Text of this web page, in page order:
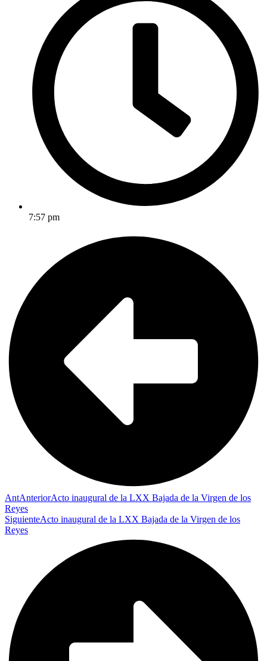
7:57 pm
AntAnteriorActo inaugural de la LXX Bajada de la Virgen de los
Reyes
SiguienteActo inaugural de la LXX Bajada de la Virgen de los
Reyes